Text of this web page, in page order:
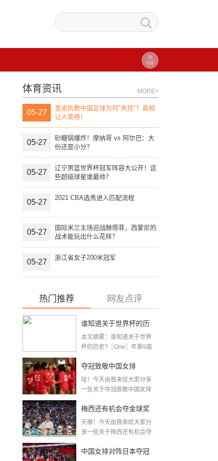
体育资讯 MORE>
05-27
里皮执教中国足球为何"失控"？真相
让人笑喷！
05-27
砂糖锅爆炸！摩纳哥 vs 阿尔巴：大
份还是小分？
05-27
辽宁男篮世界杯冠军阵容大公开！这
些超级球星谁最帅？
05-27
2021 CBA选秀进入匹配流程
05-27
国际米兰主场迎战赫塔菲，西蒙尼的
战术能玩出什么花样？
05-27
浙江省女子200米冠军
热门推荐 网友点评
谁知道关于世界杯的历
史 「十二月四号世界杯
本文摘要：谁知道关于世界
杯的历史?〖One〗年第9届
夺冠致敬中国女排
〖2020关于电影 夺冠 观
哇！今天由我来给大家分享
一些关于夺冠致敬中国女排
梅西还有机会夺金球奖
〖梅老七什么梗〗
天哪！今天由我来给大家分
享一些关于梅西还有机会夺
中国女排对阵日本夺冠